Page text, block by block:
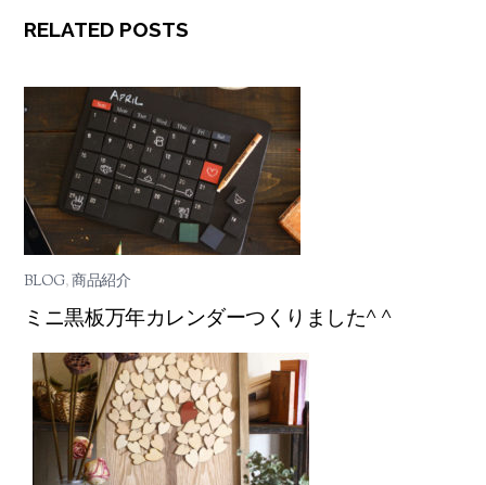
RELATED POSTS
BLOG,商品紹介
ミニ黒板万年カレンダーつくりました^ ^